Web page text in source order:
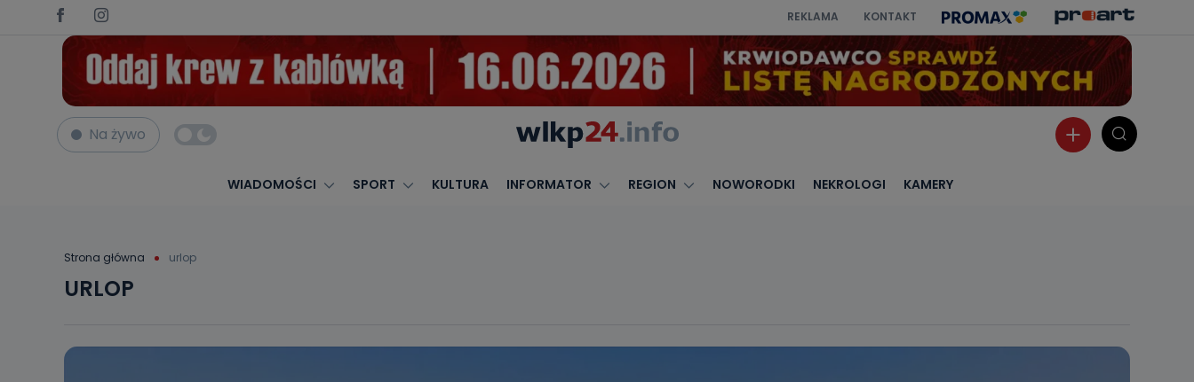
REKLAMA KONTAKT
Na żywo
WIADOMOŚCI SPORT KULTURA INFORMATOR REGION NOWORODKI NEKROLOGI KAMERY
Strona główna urlop
URLOP